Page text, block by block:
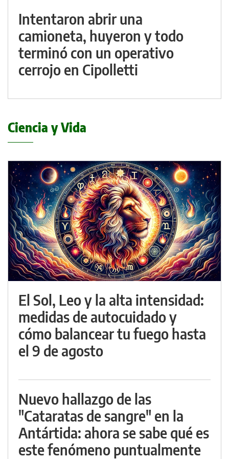
Intentaron abrir una
camioneta, huyeron y todo
terminó con un operativo
cerrojo en Cipolletti
Ciencia y Vida
El Sol, Leo y la alta intensidad:
medidas de autocuidado y
cómo balancear tu fuego hasta
el 9 de agosto
Nuevo hallazgo de las
"Cataratas de sangre" en la
Antártida: ahora se sabe qué es
este fenómeno puntualmente